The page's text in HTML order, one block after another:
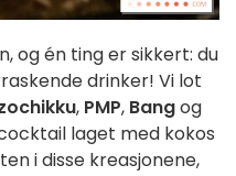
og én ting er sikkert: du
drinker! Vi lot
, PMP, Bangog
laget med kokos
i disse kreasjonene,